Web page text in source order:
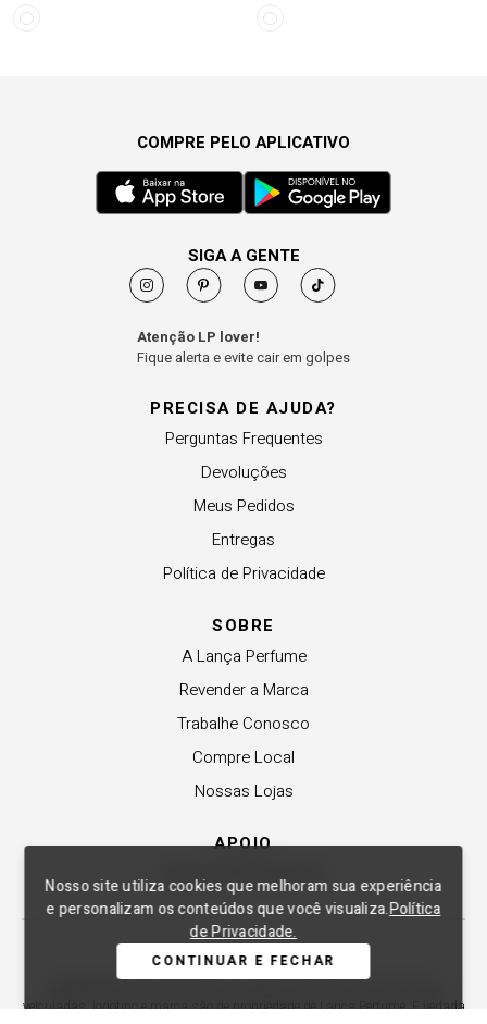
Nosso site utiliza cookies que melhoram sua experiência
e personalizam os conteúdos que você visualiza.Política
de Privacidade.
CONTINUAR E FECHAR
PRECISA DE AJUDA?
Perguntas Frequentes
Devoluções
Meus Pedidos
Entregas
Política de Privacidade
SOBRE
A Lança Perfume
Revender a Marca
Trabalhe Conosco
Compre Local
Nossas Lojas
APOIO
Central de Atendimento
COMPRE PELO APLICATIVO
SIGA A GENTE
Atenção LP lover!
Fique alerta e evite cair em golpes
veiculadas, logotipo e marca são de propriedade de Lança Perfume. É vedada